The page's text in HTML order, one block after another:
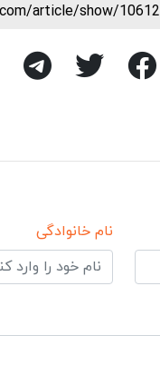
article/show/10612
نام خانوادگی